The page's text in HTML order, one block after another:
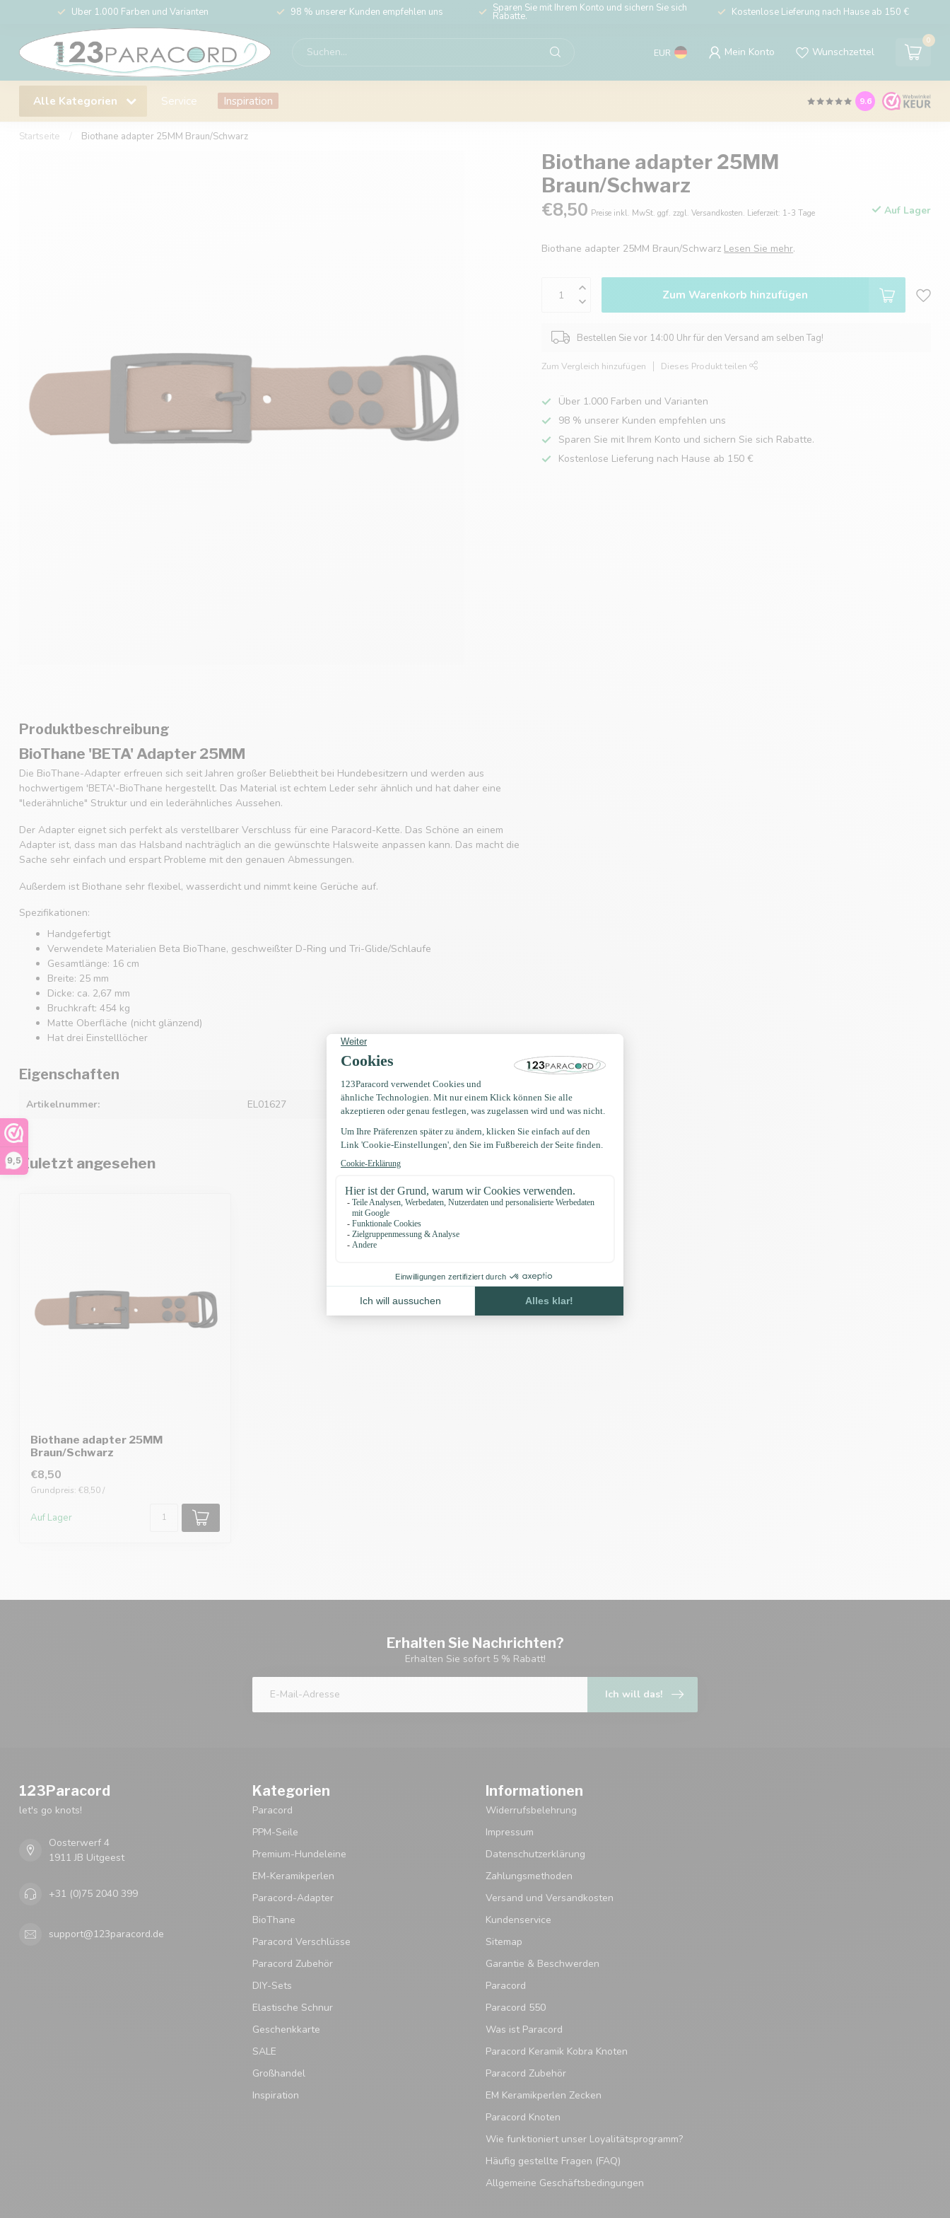
9,5
Über 1.000 Farben und Varianten 98 % unserer Kunden empfehlen uns Sparen Sie mit Ihrem Konto und sichern Sie sich
Rabatte. Kostenlose Lieferung nach Hause ab 150 €
EUR Mein Konto Wunschzettel
0
Alle Kategorien Service Inspiration 9.6
Startseite Biothane adapter 25MM Braun/Schwarz
Biothane adapter 25MM
Braun/Schwarz
€8,50 Preise inkl. MwSt. ggf. zzgl. Versandkosten. Lieferzeit: 1-3 Tage Auf Lager
Biothane adapter 25MM Braun/Schwarz Lesen Sie mehr.
Zum Warenkorb hinzufügen
Bestellen Sie vor 14:00 Uhr für den Versand am selben Tag!
Zum Vergleich hinzufügen Dieses Produkt teilen
Über 1.000 Farben und Varianten
98 % unserer Kunden empfehlen uns
Sparen Sie mit Ihrem Konto und sichern Sie sich Rabatte.
Kostenlose Lieferung nach Hause ab 150 €
Produktbeschreibung
BioThane 'BETA' Adapter 25MM
Die BioThane-Adapter erfreuen sich seit Jahren großer Beliebtheit bei Hundebesitzern und werden aus
hochwertigem 'BETA'-BioThane hergestellt. Das Material ist echtem Leder sehr ähnlich und hat daher eine
"lederähnliche" Struktur und ein lederähnliches Aussehen.
Der Adapter eignet sich perfekt als verstellbarer Verschluss für eine Paracord-Kette. Das Schöne an einem
Adapter ist, dass man das Halsband nachträglich an die gewünschte Halsweite anpassen kann. Das macht die
Sache sehr einfach und erspart Probleme mit den genauen Abmessungen.
Außerdem ist Biothane sehr flexibel, wasserdicht und nimmt keine Gerüche auf.
Spezifikationen:
Handgefertigt
Verwendete Materialien Beta BioThane, geschweißter D-Ring und Tri-Glide/Schlaufe
Gesamtlänge: 16 cm
Breite: 25 mm
Dicke: ca. 2,67 mm
Bruchkraft: 454 kg
Matte Oberfläche (nicht glänzend)
Hat drei Einstelllöcher
Eigenschaften
Artikelnummer: EL01627
Zuletzt angesehen
Biothane adapter 25MM
Braun/Schwarz
€8,50
Grundpreis: €8,50 /
Auf Lager
Erhalten Sie Nachrichten?
Erhalten Sie sofort 5 % Rabatt!
Ich will das!
123Paracord
let's go knots!
Oosterwerf 4
1911 JB Uitgeest
+31 (0)75 2040 399
support@123paracord.de
Kategorien
Paracord
PPM-Seile
Premium-Hundeleine
EM-Keramikperlen
Paracord-Adapter
BioThane
Paracord Verschlüsse
Paracord Zubehör
DIY-Sets
Elastische Schnur
Geschenkkarte
SALE
Großhandel
Inspiration
Informationen
Widerrufsbelehrung
Impressum
Datenschutzerklärung
Zahlungsmethoden
Versand und Versandkosten
Kundenservice
Sitemap
Garantie & Beschwerden
Paracord
Paracord 550
Was ist Paracord
Paracord Keramik Kobra Knoten
Paracord Zubehör
EM Keramikperlen Zecken
Paracord Knoten
Wie funktioniert unser Loyalitätsprogramm?
Häufig gestellte Fragen (FAQ)
Allgemeine Geschäftsbedingungen